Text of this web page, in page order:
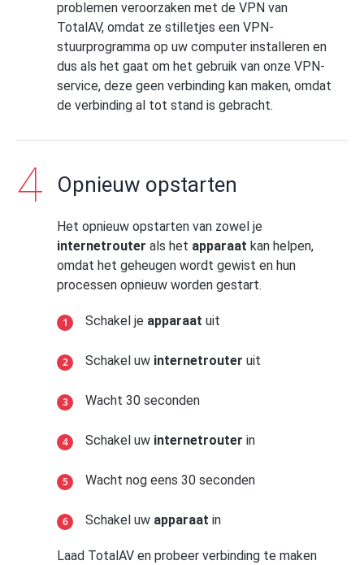
problemen veroorzaken met de VPN van
TotalAV, omdat ze stilletjes een VPN-
stuurprogramma op uw computer installeren en
dus als het gaat om het gebruik van onze VPN-
service, deze geen verbinding kan maken, omdat
de verbinding al tot stand is gebracht.
Opnieuw opstarten
Het opnieuw opstarten van zowel je
internetrouter als het apparaat kan helpen,
omdat het geheugen wordt gewist en hun
processen opnieuw worden gestart.
Schakel je apparaat uit
Schakel uw internetrouter uit
Wacht 30 seconden
Schakel uw internetrouter in
Wacht nog eens 30 seconden
Schakel uw apparaat in
Laad TotalAV en probeer verbinding te maken